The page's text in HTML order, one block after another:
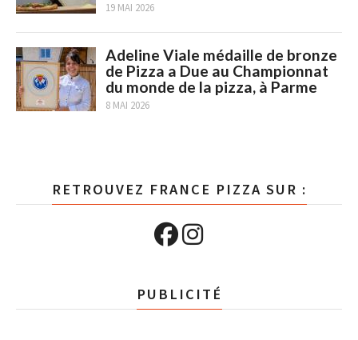
19 MAI 2026
Adeline Viale médaille de bronze
de Pizza a Due au Championnat
du monde de la pizza, à Parme
8 MAI 2026
RETROUVEZ FRANCE PIZZA SUR :
PUBLICITÉ